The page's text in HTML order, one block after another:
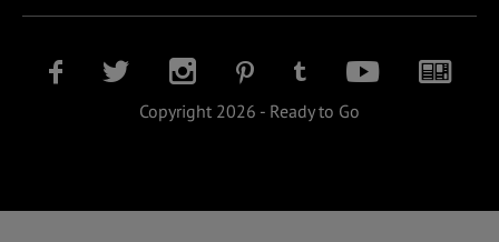
Copyright 2026 - Ready to Go